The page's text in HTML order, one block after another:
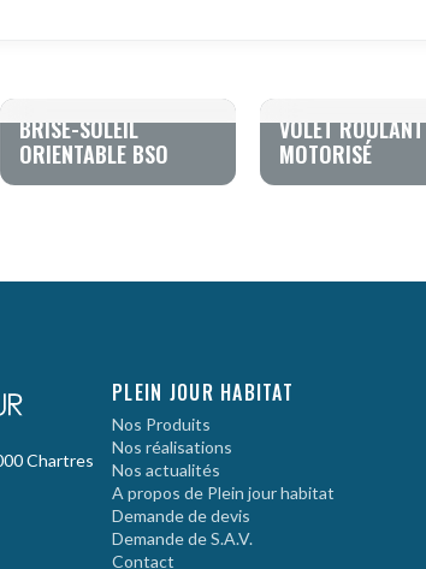
BRISE-SOLEIL
ORIENTABLE BSO
VOLET ROULANT
MOTORISÉ
Chartres
PLEIN JOUR HABITAT
Nos Produits
Nos réalisations
Nos actualités
A propos de Plein jour habitat
Demande de devis
Demande de S.A.V.
Contact